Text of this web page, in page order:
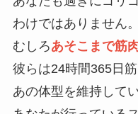
わけではありません。
むしろあそこまで筋
彼らは24時間365日
あの体型を維持してい